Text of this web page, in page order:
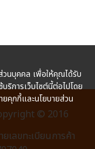
© 2016
ลขทะเบียนการค้า
วนบุคคล เพื่อให้คุณได้รับ
ริการเว็บไซต์นี้ต่อไปโดย
คุกกี้และนโยบายส่วน